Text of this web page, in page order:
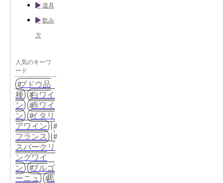
道具
飲み
方
人気のキーワ
ード
ブドウ品
種
白ワイ
ン
赤ワイ
ン
イタリ
アワイン
フランス
スパークリ
ングワイ
ン
ブルゴ
ーニュ
黒